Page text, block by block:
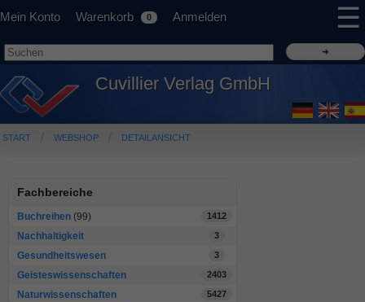
Mein Konto Warenkorb 0 Anmelden ☰
Cuvillier Verlag GmbH
START WEBSHOP DETAILANSICHT
Fachbereiche
Buchreihen (99) 1412
Nachhaltigkeit 3
Gesundheitswesen 3
Geisteswissenschaften 2403
Naturwissenschaften 5427